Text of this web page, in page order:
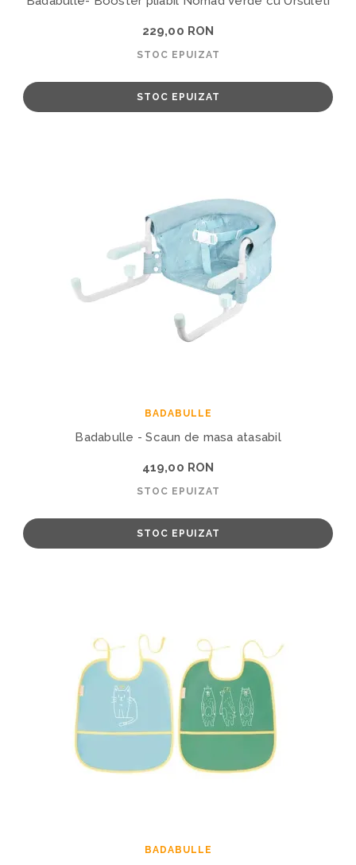
229,00 RON
STOC EPUIZAT
STOC EPUIZAT
BADABULLE
Badabulle - Scaun de masa atasabil
419,00 RON
STOC EPUIZAT
STOC EPUIZAT
BADABULLE